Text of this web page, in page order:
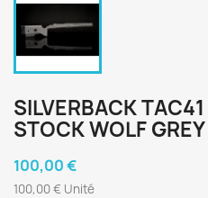
SILVERBACK
STOCK WOLF GREY
100,00 €
100,00 € Unité